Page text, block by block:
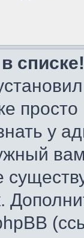
списке!
у